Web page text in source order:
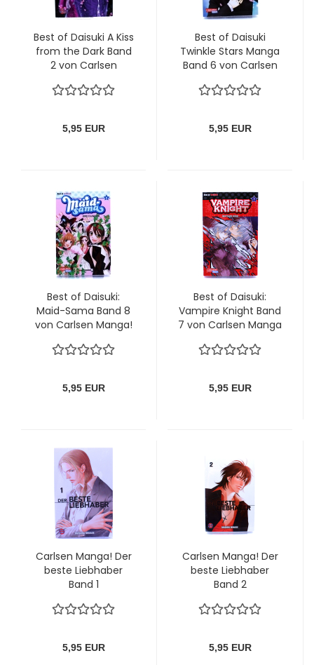
Best of Daisuki A Kiss
from the Dark Band
2 von Carlsen
5,95 EUR
Best of Daisuki
Twinkle Stars Manga
Band 6 von Carlsen
5,95 EUR
Best of Daisuki:
Maid-Sama Band 8
von Carlsen Manga!
5,95 EUR
Best of Daisuki:
Vampire Knight Band
7 von Carlsen Manga
5,95 EUR
Carlsen Manga! Der
beste Liebhaber
Band 1
5,95 EUR
Carlsen Manga! Der
beste Liebhaber
Band 2
5,95 EUR